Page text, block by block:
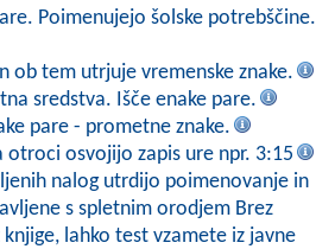
Poimenujejo šolske potrebščine.
ob tem utrjuje vremenske znake.
sredstva. Išče enake pare.
pare - prometne znake.
otroci osvojijo zapis ure npr. 3:15
nalog utrdijo poimenovanje in
s spletnim orodjem Brez
lahko test vzamete iz javne